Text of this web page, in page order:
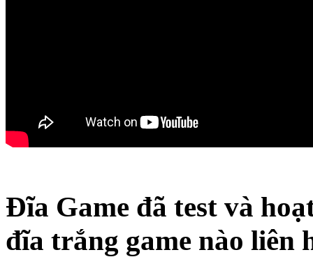
Đĩa Game đã test và
đĩa trắng game nào liên